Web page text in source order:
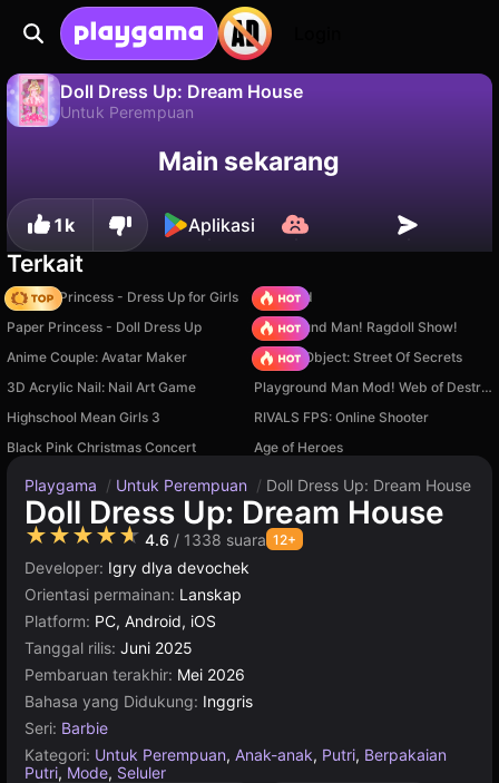
Doll Dress Up: Dream House
Untuk Perempuan
Simpan progresnya!
Main sekarang
1k Aplikasi
Terkait
Fashion Princess - Dress Up for Girls
TB World
Paper Princess - Doll Dress Up
Playground Man! Ragdoll Show!
Anime Couple: Avatar Maker
Hidden Object: Street Of Secrets
3D Acrylic Nail: Nail Art Game
Playground Man Mod! Web of Destruction!
Highschool Mean Girls 3
RIVALS FPS: Online Shooter
Black Pink Christmas Concert
Age of Heroes
Playgama / Untuk Perempuan / Doll Dress Up: Dream House
Doll Dress Up: Dream House
★★★★★ 4.6 / 1338 suara 12+
Developer: Igry dlya devochek
Orientasi permainan: Lanskap
Platform: PC, Android, iOS
Tanggal rilis: Juni 2025
Pembaruan terakhir: Mei 2026
Bahasa yang Didukung: Inggris
Seri: Barbie
Kategori: Untuk Perempuan, Anak-anak, Putri, Berpakaian
Putri, Mode, Seluler